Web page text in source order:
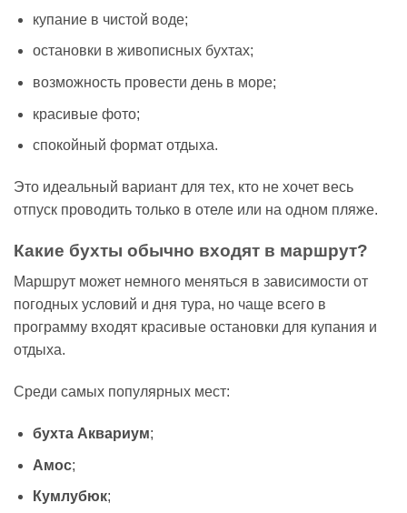
купание в чистой воде;
остановки в живописных бухтах;
возможность провести день в море;
красивые фото;
спокойный формат отдыха.
Это идеальный вариант для тех, кто не хочет весь
отпуск проводить только в отеле или на одном пляже.
Какие бухты обычно входят в маршрут?
Маршрут может немного меняться в зависимости от
погодных условий и дня тура, но чаще всего в
программу входят красивые остановки для купания и
отдыха.
Среди самых популярных мест:
бухта Аквариум;
Амос;
Кумлубюк;